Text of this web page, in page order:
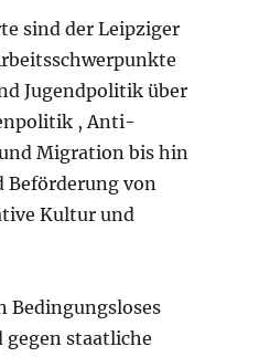
sind der Leipziger
Jugendpolitik über
, Anti-
Migration bis hin
Beförderung von
Kultur und
Bedingungsloses
staatliche